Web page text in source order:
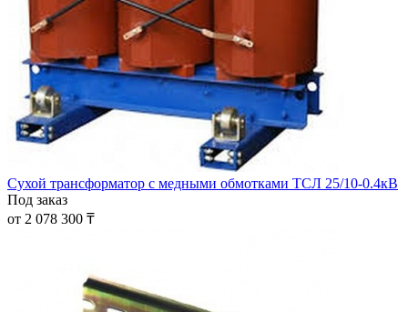
Cухой трансформатор c медными обмотками ТСЛ 25/10-0.4кВ
Под заказ
от 2 078 300 ₸